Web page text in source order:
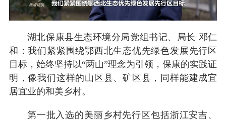
湖北保康县生态环境分局党组书记、局长 邓仁
和：我们紧紧围绕鄂西北生态优先绿色发展先行区
目标，始终坚持以“两山”理念为引领，保康的实践证
明，像我们这样的山区县、矿区县，同样能建成宜
居宜业的和美乡村。
第一批入选的美丽乡村先行区包括浙江安吉、